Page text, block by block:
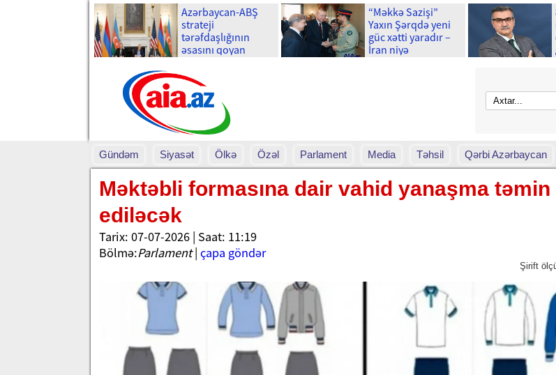
Azərbaycan-ABŞ
strateji
tərəfdaşlığının
əsasını qoyan
imzalanmasının bir
ili tamam olur
“Məkkə Sazişi”
Yaxın Şərqdə yeni
güc xətti yaradır –
İran niyə
Gündəm Siyasət Ölkə Özəl Parlament Media Təhsil Qərbi Azərbaycan
Məktəbli formasına dair vahid yanaşma təmin
ediləcək
Tarix: 07-07-2026 | Saat: 11:19
Bölmə:Parlament| çapa göndər
Şirift